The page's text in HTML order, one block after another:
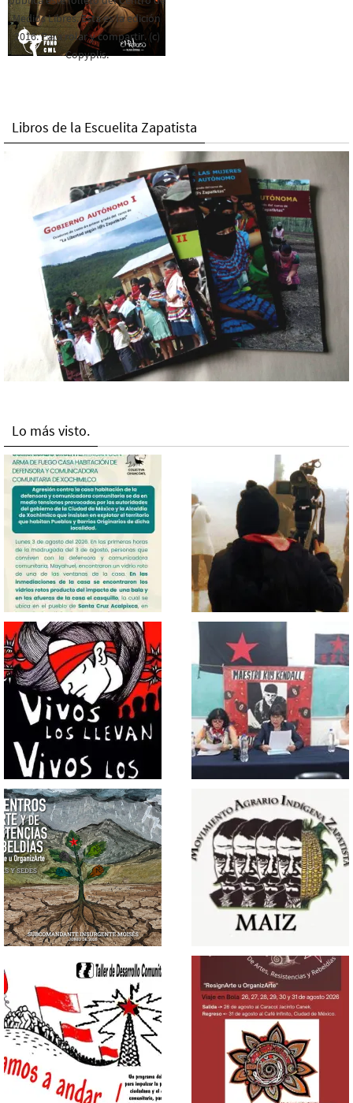
Medios Libres. Esta es la edición
2016. Para rolar y compartir. (c)
Copyplis.
Libros de la Escuelita Zapatista
Lo más visto.